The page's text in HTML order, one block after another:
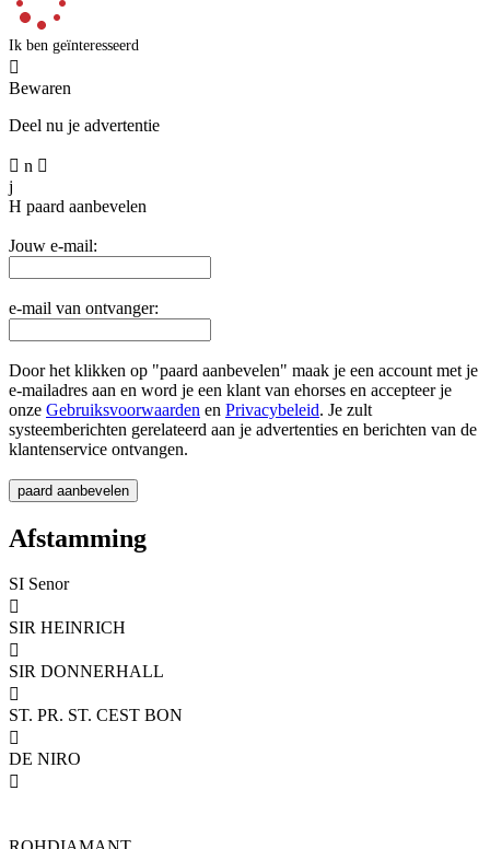
Ik ben geïnteresseerd

Bewaren
Deel nu je advertentie
 n 
j
H paard aanbevelen
Jouw e-mail:
e-mail van ontvanger:
Door het klikken op "paard aanbevelen" maak je een account met je
e-mailadres aan en word je een klant van ehorses en accepteer je
onze Gebruiksvoorwaarden en Privacybeleid. Je zult
systeemberichten gerelateerd aan je advertenties en berichten van de
klantenservice ontvangen.
Afstamming
SI Senor

SIR HEINRICH

SIR DONNERHALL

ST. PR. ST. CEST BON

DE NIRO
